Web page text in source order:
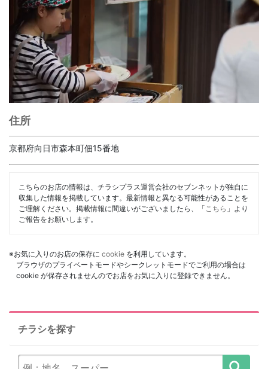
住所
京都府向日市森本町佃15番地
こちらのお店の情報は、チラシプラス運営会社のセブンネットが独自に
収集した情報を掲載しています。最新情報と異なる可能性があることを
ご理解ください。掲載情報に間違いがございましたら、「 こちら 」より
ご報告をお願いします。
※お気に入りのお店の保存に cookie を利用しています。
ブラウザのプライベートモードやシークレットモードでご利用の場合は
cookie が保存されませんのでお店をお気に入りに登録できません。
チラシを探す